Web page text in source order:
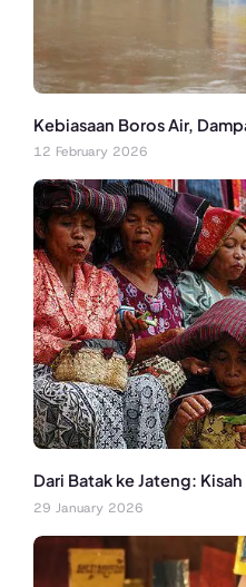
Kebiasaan Boros Air,
12 February 2026
Dari Batak ke Jateng:
29 January 2026